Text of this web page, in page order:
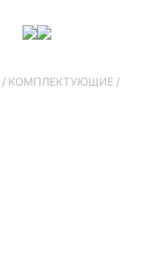
/ КОМПЛЕКТУЮЩИЕ /